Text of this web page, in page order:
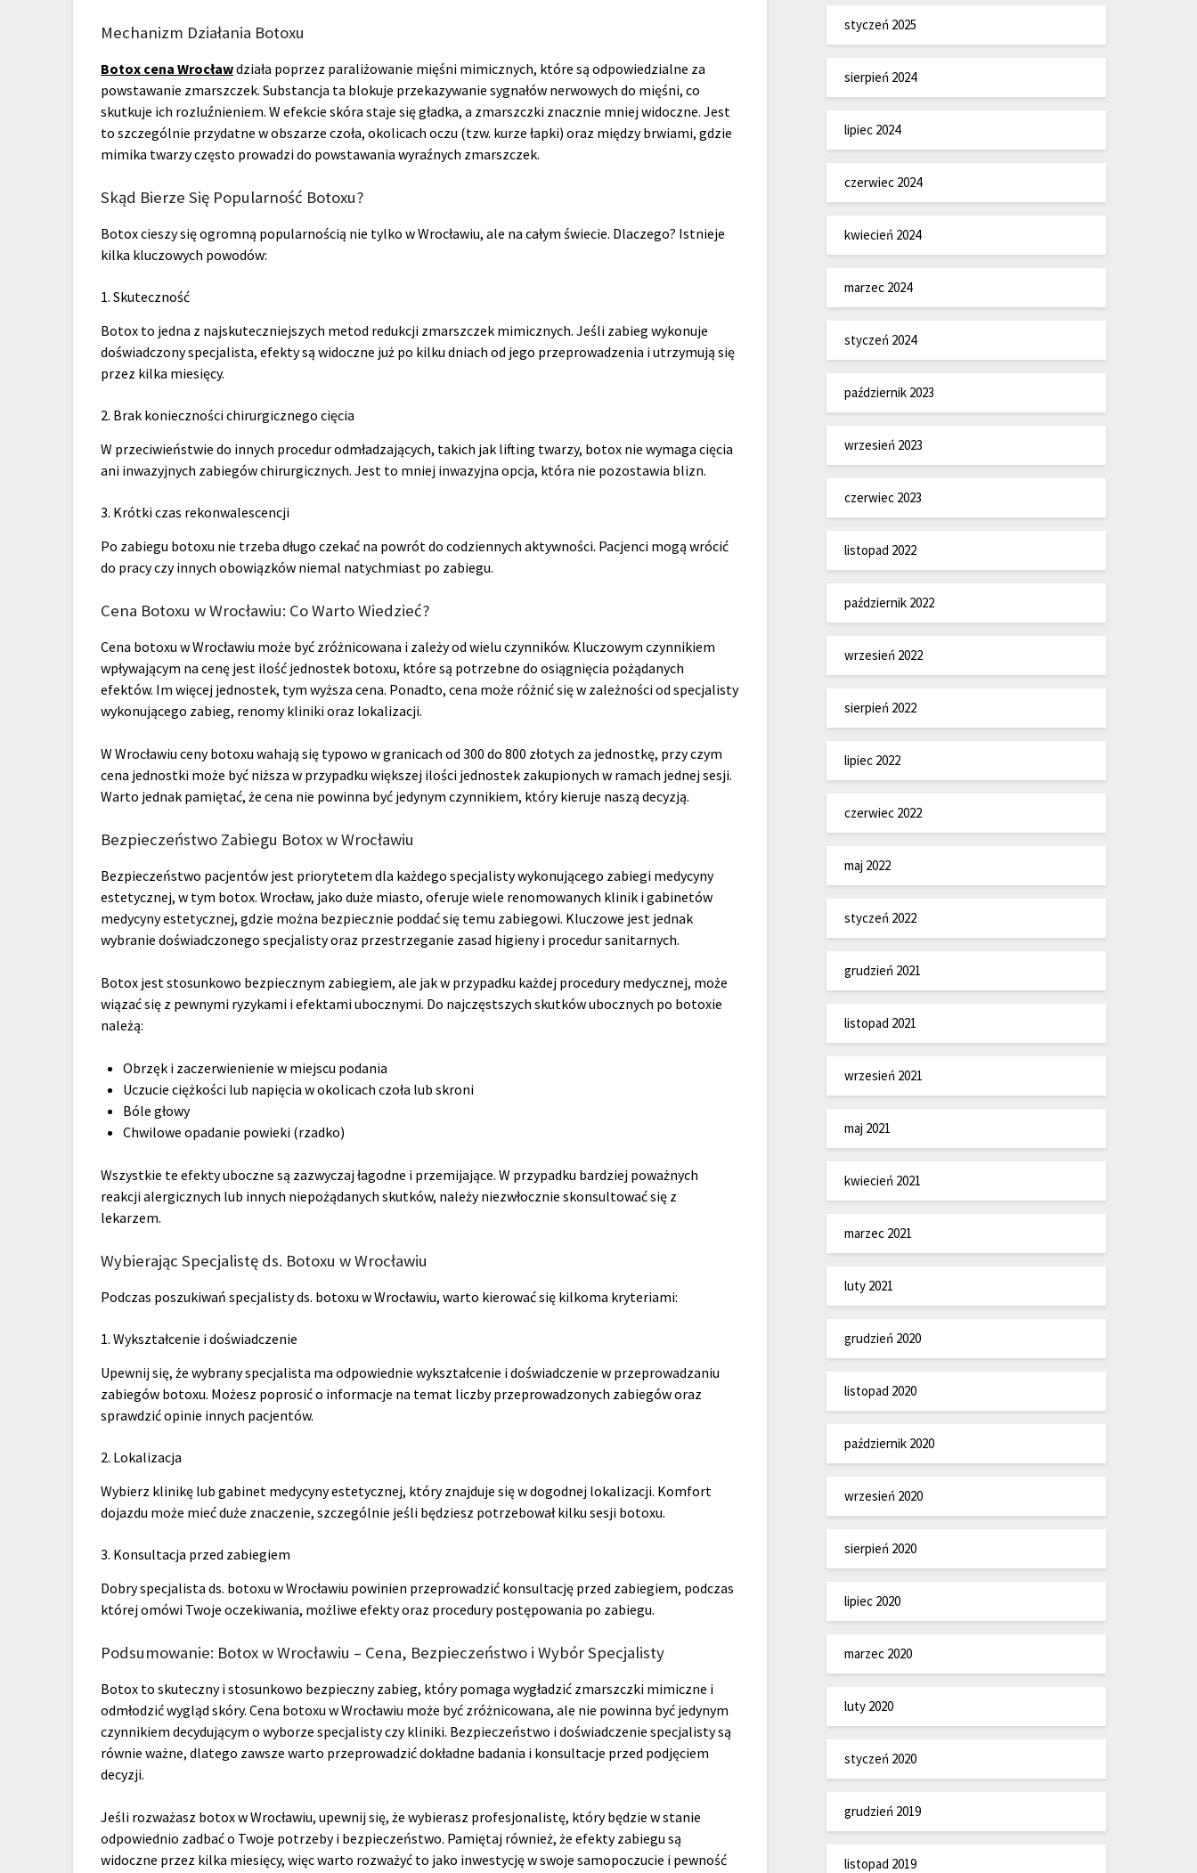
Mechanizm Działania Botoxu
Botox cena Wrocławdziała poprzez paraliżowanie mięśni mimicznych, które są odpowiedzialne za
powstawanie zmarszczek. Substancja ta blokuje przekazywanie sygnałów nerwowych do mięśni, co
skutkuje ich rozluźnieniem. W efekcie skóra staje się gładka, a zmarszczki znacznie mniej widoczne. Jest
to szczególnie przydatne w obszarze czoła, okolicach oczu (tzw. kurze łapki) oraz między brwiami, gdzie
mimika twarzy często prowadzi do powstawania wyraźnych zmarszczek.
Skąd Bierze Się Popularność Botoxu?
Botox cieszy się ogromną popularnością nie tylko w Wrocławiu, ale na całym świecie. Dlaczego? Istnieje
kilka kluczowych powodów:
1. Skuteczność
Botox to jedna z najskuteczniejszych metod redukcji zmarszczek mimicznych. Jeśli zabieg wykonuje
doświadczony specjalista, efekty są widoczne już po kilku dniach od jego przeprowadzenia i utrzymują się
przez kilka miesięcy.
2. Brak konieczności chirurgicznego cięcia
W przeciwieństwie do innych procedur odmładzających, takich jak lifting twarzy, botox nie wymaga cięcia
ani inwazyjnych zabiegów chirurgicznych. Jest to mniej inwazyjna opcja, która nie pozostawia blizn.
3. Krótki czas rekonwalescencji
Po zabiegu botoxu nie trzeba długo czekać na powrót do codziennych aktywności. Pacjenci mogą wrócić
do pracy czy innych obowiązków niemal natychmiast po zabiegu.
Cena Botoxu w Wrocławiu: Co Warto Wiedzieć?
Cena botoxu w Wrocławiu może być zróżnicowana i zależy od wielu czynników. Kluczowym czynnikiem
wpływającym na cenę jest ilość jednostek botoxu, które są potrzebne do osiągnięcia pożądanych
efektów. Im więcej jednostek, tym wyższa cena. Ponadto, cena może różnić się w zależności od specjalisty
wykonującego zabieg, renomy kliniki oraz lokalizacji.
W Wrocławiu ceny botoxu wahają się typowo w granicach od 300 do 800 złotych za jednostkę, przy czym
cena jednostki może być niższa w przypadku większej ilości jednostek zakupionych w ramach jednej sesji.
Warto jednak pamiętać, że cena nie powinna być jedynym czynnikiem, który kieruje naszą decyzją.
Bezpieczeństwo Zabiegu Botox w Wrocławiu
Bezpieczeństwo pacjentów jest priorytetem dla każdego specjalisty wykonującego zabiegi medycyny
estetycznej, w tym botox. Wrocław, jako duże miasto, oferuje wiele renomowanych klinik i gabinetów
medycyny estetycznej, gdzie można bezpiecznie poddać się temu zabiegowi. Kluczowe jest jednak
wybranie doświadczonego specjalisty oraz przestrzeganie zasad higieny i procedur sanitarnych.
Botox jest stosunkowo bezpiecznym zabiegiem, ale jak w przypadku każdej procedury medycznej, może
wiązać się z pewnymi ryzykami i efektami ubocznymi. Do najczęstszych skutków ubocznych po botoxie
należą:
Obrzęk i zaczerwienienie w miejscu podania
Uczucie ciężkości lub napięcia w okolicach czoła lub skroni
Bóle głowy
Chwilowe opadanie powieki (rzadko)
Wszystkie te efekty uboczne są zazwyczaj łagodne i przemijające. W przypadku bardziej poważnych
reakcji alergicznych lub innych niepożądanych skutków, należy niezwłocznie skonsultować się z
lekarzem.
Wybierając Specjalistę ds. Botoxu w Wrocławiu
Podczas poszukiwań specjalisty ds. botoxu w Wrocławiu, warto kierować się kilkoma kryteriami:
1. Wykształcenie i doświadczenie
Upewnij się, że wybrany specjalista ma odpowiednie wykształcenie i doświadczenie w przeprowadzaniu
zabiegów botoxu. Możesz poprosić o informacje na temat liczby przeprowadzonych zabiegów oraz
sprawdzić opinie innych pacjentów.
2. Lokalizacja
Wybierz klinikę lub gabinet medycyny estetycznej, który znajduje się w dogodnej lokalizacji. Komfort
dojazdu może mieć duże znaczenie, szczególnie jeśli będziesz potrzebował kilku sesji botoxu.
3. Konsultacja przed zabiegiem
Dobry specjalista ds. botoxu w Wrocławiu powinien przeprowadzić konsultację przed zabiegiem, podczas
której omówi Twoje oczekiwania, możliwe efekty oraz procedury postępowania po zabiegu.
Podsumowanie: Botox w Wrocławiu – Cena, Bezpieczeństwo i Wybór Specjalisty
Botox to skuteczny i stosunkowo bezpieczny zabieg, który pomaga wygładzić zmarszczki mimiczne i
odmłodzić wygląd skóry. Cena botoxu w Wrocławiu może być zróżnicowana, ale nie powinna być jedynym
czynnikiem decydującym o wyborze specjalisty czy kliniki. Bezpieczeństwo i doświadczenie specjalisty są
równie ważne, dlatego zawsze warto przeprowadzić dokładne badania i konsultacje przed podjęciem
decyzji.
Jeśli rozważasz botox w Wrocławiu, upewnij się, że wybierasz profesjonalistę, który będzie w stanie
odpowiednio zadbać o Twoje potrzeby i bezpieczeństwo. Pamiętaj również, że efekty zabiegu są
widoczne przez kilka miesięcy, więc warto rozważyć to jako inwestycję w swoje samopoczucie i pewność
styczeń 2025
sierpień 2024
lipiec 2024
czerwiec 2024
kwiecień 2024
marzec 2024
styczeń 2024
październik 2023
wrzesień 2023
czerwiec 2023
listopad 2022
październik 2022
wrzesień 2022
sierpień 2022
lipiec 2022
czerwiec 2022
maj 2022
styczeń 2022
grudzień 2021
listopad 2021
wrzesień 2021
maj 2021
kwiecień 2021
marzec 2021
luty 2021
grudzień 2020
listopad 2020
październik 2020
wrzesień 2020
sierpień 2020
lipiec 2020
marzec 2020
luty 2020
styczeń 2020
grudzień 2019
listopad 2019